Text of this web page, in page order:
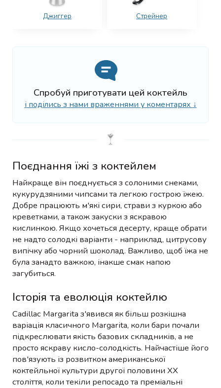
Джиггер Стрейнер
Спробуй приготувати цей коктейль
і поділись з нами враженнями у коментарях ↓
Поєднання їжі з коктейлем
Найкраще він поєднується з солоними снеками,
кукурудзяними чипсами та легкою гострою їжею.
Добре працюють м'які сири, страви з куркою або
креветками, а також закуски з яскравою
кислинкою. Якщо хочеться десерту, краще обрати
не надто солодкі варіанти - наприклад, цитрусову
випічку або чорний шоколад. Важливо, щоб їжа не
була занадто важкою, інакше смак напою
загубиться.
Історія та еволюція коктейлю
Cadillac Margarita з'явився як більш розкішна
варіація класичного Margarita, коли бари почали
підкреслювати якість базових складників, а не
просто яскраву кисло-солодкість. Найчастіше його
пов'язують із розвитком американської
коктейльної культури другої половини XX
століття, коли текіли репосадо та преміальні